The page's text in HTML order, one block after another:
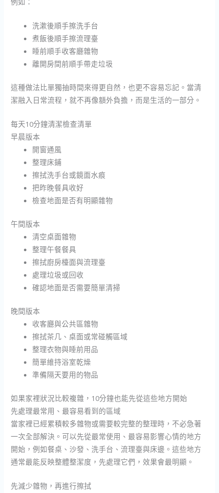
洗漱後順手擦洗手台
煮飯後順手擦流理臺
睡前順手收客廳雜物
離開房間前順手帶走垃圾
這種做法比單獨抽時間來得更自然，也更不容易忘記。當清
潔融入日常流程，就不再像額外負擔，而是生活的一部分。
每天10分鐘清潔檢查清單
早晨版本
開窗通風
整理床鋪
擦拭洗手台或鏡面水痕
把昨晚餐具收好
檢查地面是否有明顯雜物
午間版本
清空桌面雜物
整理午餐餐具
擦拭廚房檯面與流理臺
處理垃圾或回收
確認地面是否需要簡單清掃
晚間版本
收客廳與公共區雜物
擦拭茶几、桌面或常碰觸區域
整理衣物與睡前用品
簡單維持浴室乾燥
準備隔天要用的物品
如果家裡狀況比較複雜，10分鐘也能先從這些地方開始
先處理最常用、最容易看到的區域
當家裡已經累積較多雜物或需要較完整的整理時，不必急著
一次全部解決。可以先從最常使用、最容易影響心情的地方
開始，例如餐桌、沙發、洗手台、流理臺與床邊。這些地方
通常最能反映整體整潔度，先處理它們，效果會最明顯。
先減少雜物，再進行擦拭